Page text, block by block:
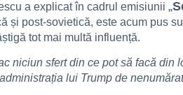
a explicat în cadrul emisiunii „
și post-sovietică, este acum pus
tot mai multă influență.
niciun sfert din ce pot să facă
lui Trump de